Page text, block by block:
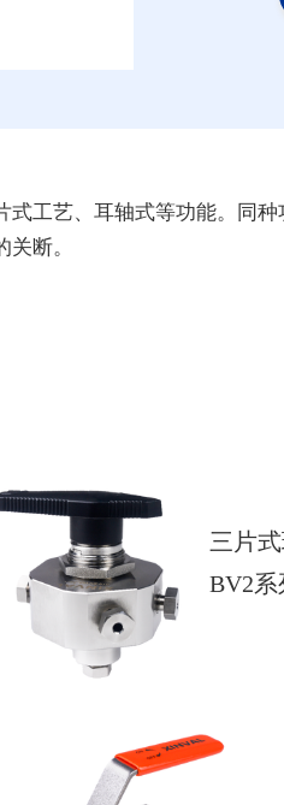
三片
BV2系
工艺、耳轴式等功能。同
断。